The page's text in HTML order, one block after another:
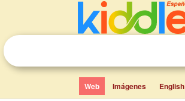
Web Imágenes English